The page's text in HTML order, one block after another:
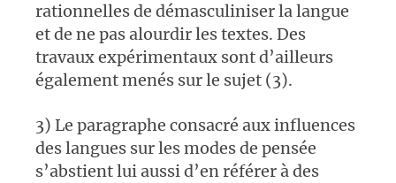
rationnelles de démasculiniser la langue
et de ne pas alourdir les textes. Des
travaux expérimentaux sont d’ailleurs
également menés sur le sujet (3).
3) Le paragraphe consacré aux influences
des langues sur les modes de pensée
s’abstient lui aussi d’en référer à des